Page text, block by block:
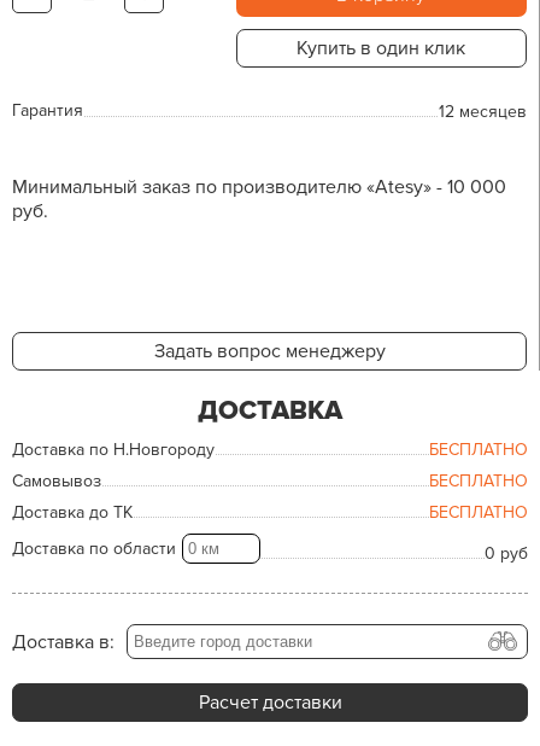
Купить в один клик
Гарантия 12 месяцев
Минимальный заказ по производителю «Atesy» - 10 000
руб.
Задать вопрос менеджеру
ДОСТАВКА
Доставка по Н.Новгороду
БЕСПЛАТНО
Самовывоз
БЕСПЛАТНО
Доставка до ТК
БЕСПЛАТНО
Доставка по области
0 руб
Доставка в:
Расчет доставки